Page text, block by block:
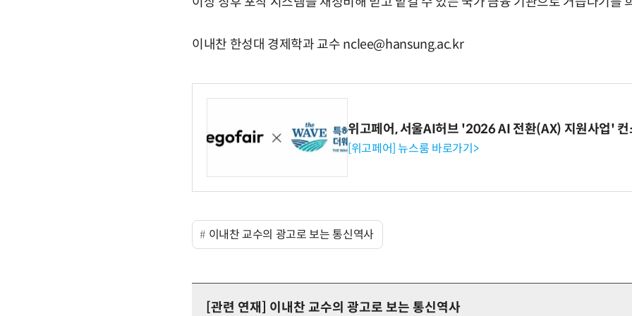
이내찬 한성대 경제학과 교수 nclee@hansung.ac.kr
위고페어, 서울AI허브 '2026 AI 전환(AX) 지원사업' 컨
[위고페어] 뉴스룸 바로가기>
이내찬 교수의 광고로 보는 통신역사
[관련 연재] 이내찬 교수의 광고로 보는 통신역사